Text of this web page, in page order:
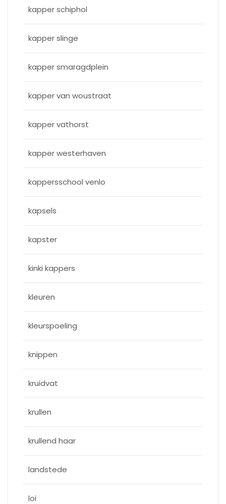
kapper schiphol
kapper slinge
kapper smaragdplein
kapper van woustraat
kapper vathorst
kapper westerhaven
kappersschool venlo
kapsels
kapster
kinki kappers
kleuren
kleurspoeling
knippen
kruidvat
krullen
krullend haar
landstede
loi